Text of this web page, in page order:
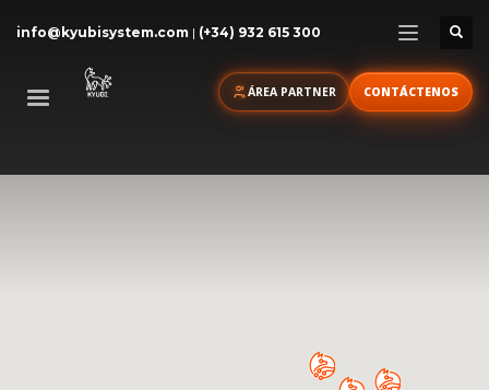
info@kyubisystem.com | (+34) 932 615 300
ÁREA PARTNER CONTÁCTENOS